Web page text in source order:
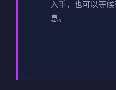
入手，也可以等
息。